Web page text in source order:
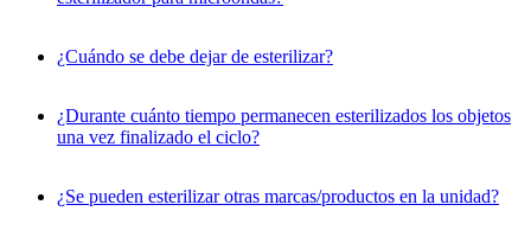
¿Cuándo se debe dejar de esterilizar?
¿Durante cuánto tiempo permanecen esterilizados los objetos
una vez finalizado el ciclo?
¿Se pueden esterilizar otras marcas/productos en la unidad?